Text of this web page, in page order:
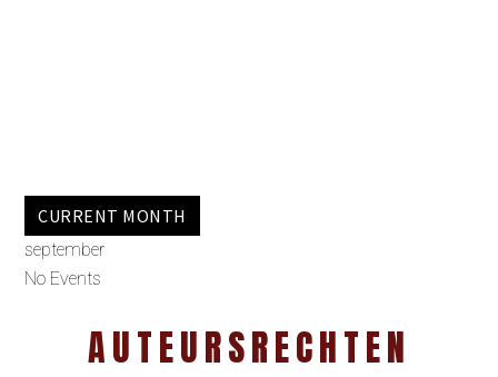
CURRENT MONTH
september
No Events
AUTEURSRECHTEN